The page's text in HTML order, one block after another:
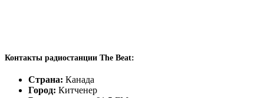
Контакты радиостанции The Beat:
Страна: Канада
Город: Китченер